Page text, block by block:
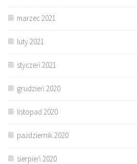
marzec 2021
luty 2021
styczeń 2021
grudzień 2020
listopad 2020
październik 2020
sierpień 2020